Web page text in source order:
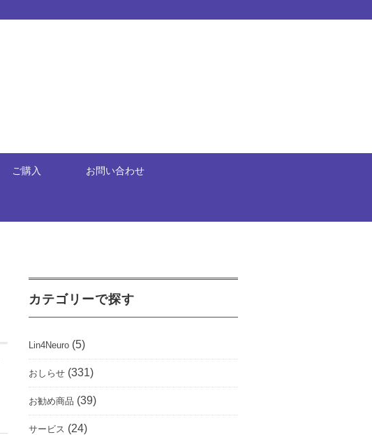
ご購入 お問い合わせ
カテゴリーで探す
Lin4Neuro (5)
おしらせ (331)
お勧め商品 (39)
サービス (24)